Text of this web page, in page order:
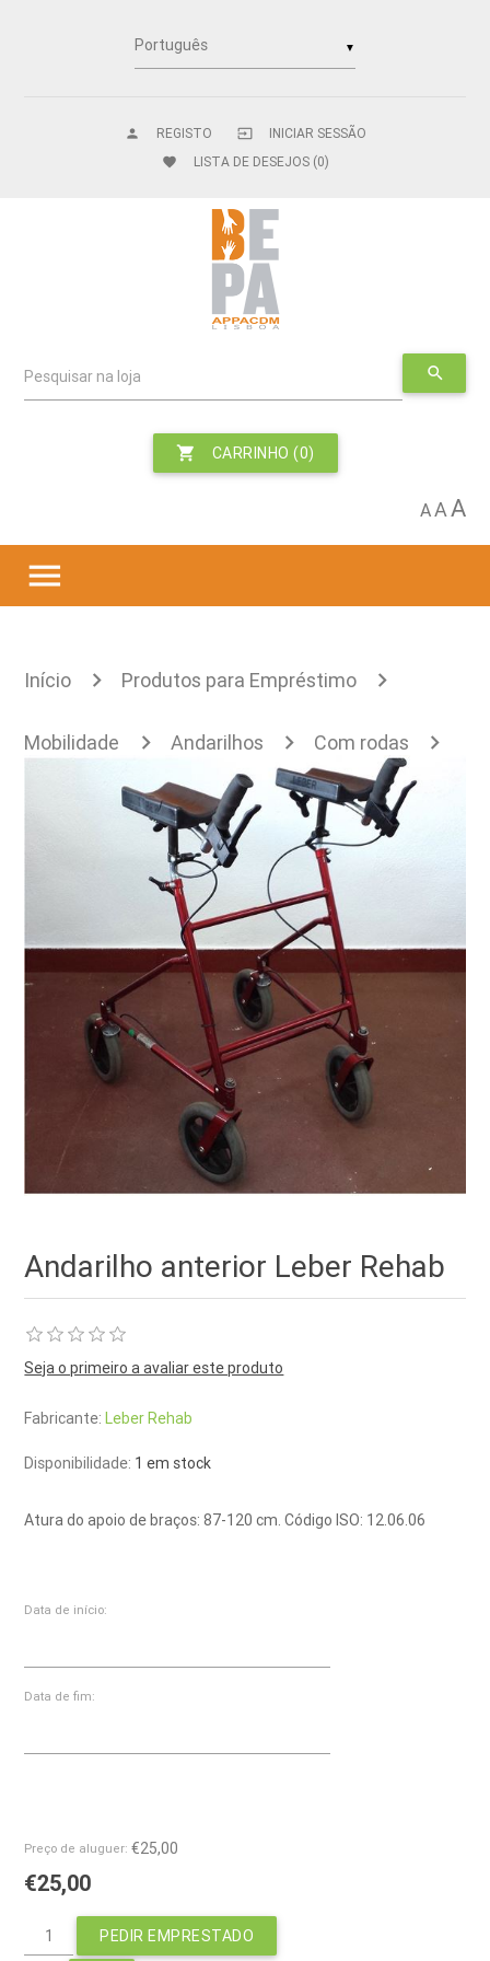
▼
REGISTO
person INICIAR SESSÃO
input
favorite
LISTA DE DESEJOS (0)
Pesquisar na loja search
CARRINHO (0)
shopping_cart
AAA
menu
Início Produtos para Empréstimo
Mobilidade Andarilhos Com rodas
Andarilho anterior Leber Rehab
Andarilho anterior Leber Rehab
Seja o primeiro a avaliar este produto
Fabricante: Leber Rehab
Disponibilidade: 1 em stock
Atura do apoio de braços: 87-120 cm. Código ISO: 12.06.06
Data de início:
Data de fim:
Preço de aluguer: €25,00
€25,00
PEDIR EMPRESTADO